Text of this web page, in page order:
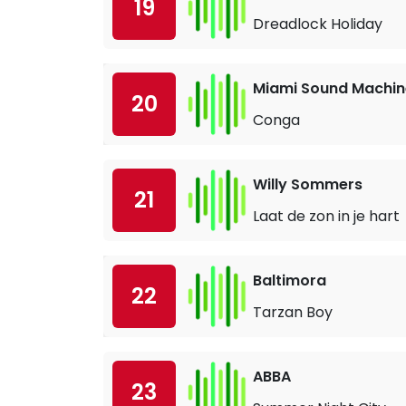
19
Dreadlock Holiday
20
Miami Sound
Conga
21
Willy Sommers
Laat de zon in je hart
22
Baltimora
Tarzan Boy
23
ABBA